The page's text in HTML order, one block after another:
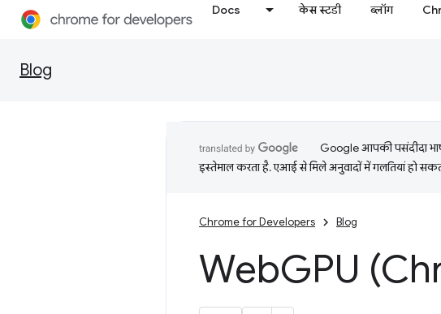
Docs केस स्टडी ब्लॉग
Blog
Google आपकी पसंदीदा
इस्तेमाल करता है. एआई से मिले अनुवादों में गलतियां हो
Chrome for Developers Blog
WebGPU